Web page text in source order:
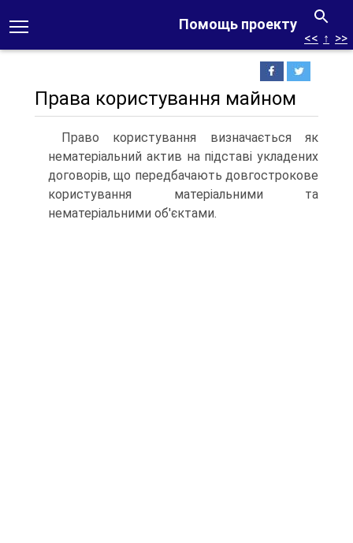
Помощь проекту
<< ↑ >>
Права користування майном
Право користування визначається як
нематері­альний актив на підставі укладених
договорів, що пе­редбачають довгострокове
користування матеріальни­ми та
нематеріальними об'єктами.